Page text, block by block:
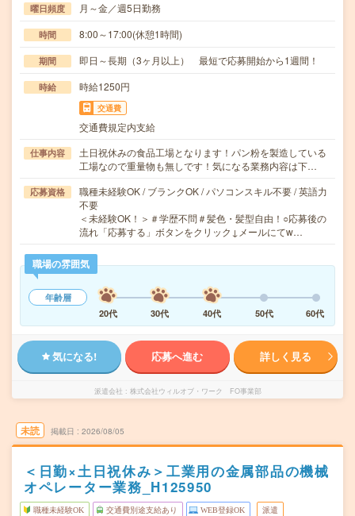
曜日頻度 月～金／週5日勤務
時間 8:00～17:00(休憩1時間)
期間 即日～長期（3ヶ月以上） 最短で応募開始から1週間！
時給 時給1250円
交通費
交通費規定内支給
仕事内容
土日祝休みの食品工場となります！パン粉を製造している
工場なので重量物も無しです！気になる業務内容は下…
応募資格
職種未経験OK / ブランクOK / パソコンスキル不要 / 英語力
不要
＜未経験OK！＞＃学歴不問＃髪色・髪型自由！○応募後の
流れ「応募する」ボタンをクリック↓メールにてw…
職場の雰囲気
年齢層
20代
30代 40代 50代 60代
気になる! 応募へ進む 詳しく見る
派遣会社 株式会社ウィルオブ・ワーク FO事業部
未読 掲載日 2026/08/05
＜日勤×土日祝休み＞工業用の金属部品の機械
オペレーター業務_H125950
職種未経験OK 交通費別途支給あり WEB登録OK 派遣